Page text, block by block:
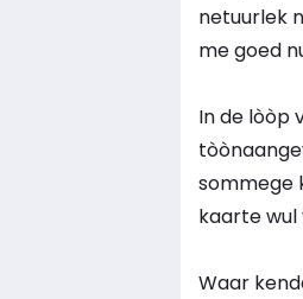
netuurlek
me goed
In de lòòp
sommege
kaarte wul
Waar